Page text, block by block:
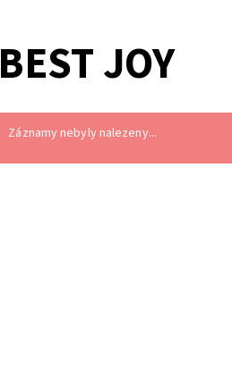
NAPIŠTE NÁM KONTAKTY
BEST JOY
Záznamy nebyly nalezeny...